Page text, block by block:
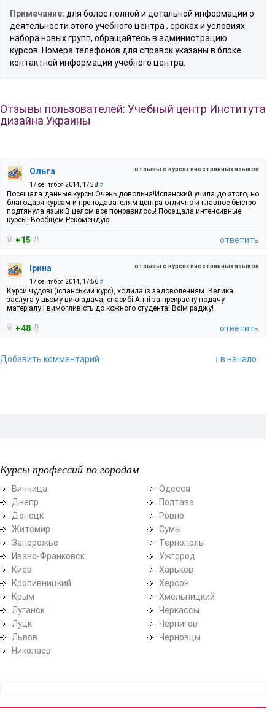
Примечание: для более полной и детальной информации о
деятельности этого учебного центра , сроках и условиях
набора новых групп, обращайтесь в администрацию
курсов. Номера телефонов для справок указаны в блоке
контактной информации учебного центра.
Отзывы пользователей: Учебный центр Института
дизайна Украины
отзывы о курсах иностранных языков
Ольга
17 сентября 2014, 17:38 #
Посещала данные курсы.Очень довольна!Испанский учила до этого, но
благодаря курсам и преподавателям центра отлично и главное быстро
подтянула язык!В целом все понравилось! Посещала интенсивные
курсы! Вообщем Рекомендую!
+15 ответить
отзывы о курсах иностранных языков
Ірина
17 сентября 2014, 17:56#
Курси чудові (іспанський курс), ходила із задоволенням. Велика
заслуга у цьому викладача, спасибі Анні за прекрасну подачу
матеріалу і вимогливість до кожного студента! Всім раджу!
+48 ответить
Добавить комментарий ↑ в начало
Курсы профессий по городам
Винница
Днепр
Донецк
Житомир
Запорожье
Ивано-Франковск
Киев
Кропивницкий
Крым
Луганск
Луцк
Львов
Николаев
Одесса
Полтава
Ровно
Сумы
Тернополь
Ужгород
Харьков
Херсон
Хмельницкий
Черкассы
Чернигов
Черновцы